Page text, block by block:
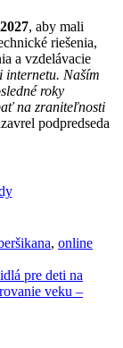
, aby mali
riešenia,
a vzdelávacie
internetu. Naším
roky
na zraniteľnosti
podpredseda
, online
pre deti na
veku –